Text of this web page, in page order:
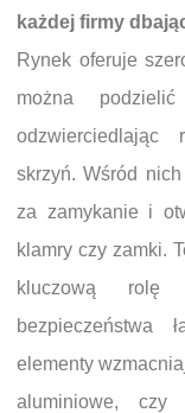
każdej firmy
Rynek oferuje
można
odzwierciedlając
skrzyń. Wśród
za zamykanie i
klamry czy zamki.
kluczową
bezpieczeństwa
elementy
aluminiowe, czy